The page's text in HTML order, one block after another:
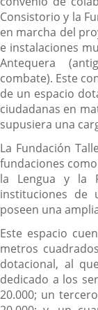
Consistorio y la
en marcha del
e instalaciones
Antequera
combate). Este
de un espacio
ciudadanas en
supusiera una
La Fundación
fundaciones
la Lengua y la
instituciones de
poseen una
Este espacio
metros
dotacional, al
dedicado a los
20.000; un